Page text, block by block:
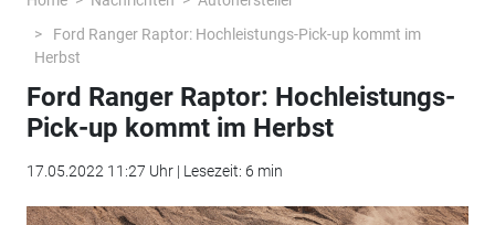
Ford Ranger Raptor: Hochleistungs-Pick-up kommt im
Herbst
Ford Ranger Raptor: Hochleistungs-
Pick-up kommt im Herbst
17.05.2022 11:27 Uhr | Lesezeit: 6 min